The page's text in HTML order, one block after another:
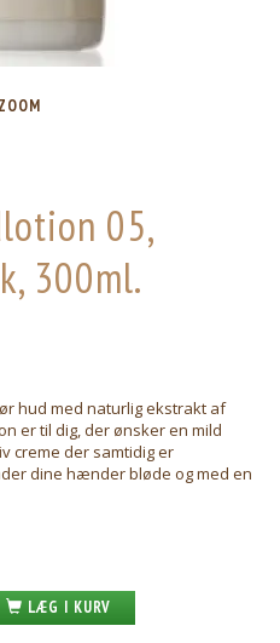
ZOOM
05,
300ml.
hud med naturlig ekstrakt af
er til dig, der ønsker en mild
creme der samtidig er
dine hænder bløde og med en
LÆG I KURV